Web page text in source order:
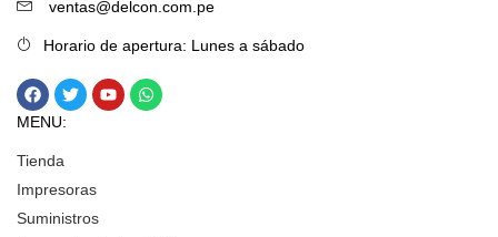
ventas@delcon.com.pe
Horario de apertura: Lunes a sábado
MENU:
Tienda
Impresoras
Suministros